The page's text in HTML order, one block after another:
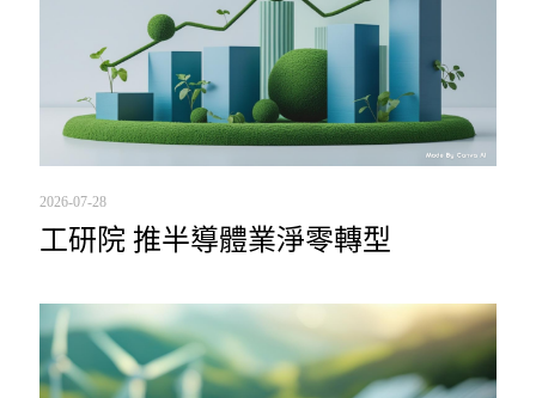
2026-07-28
工研院 推半導體業淨零轉型